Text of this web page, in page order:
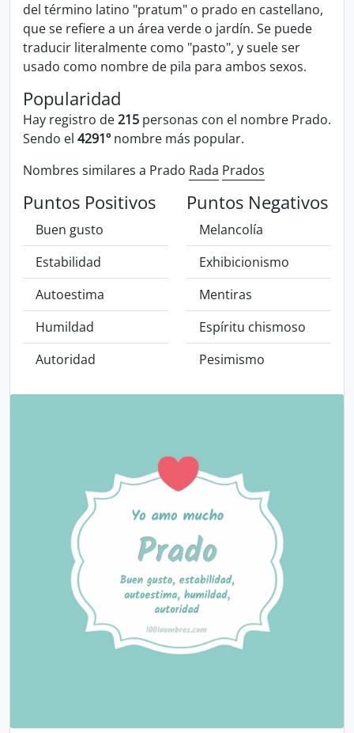
del término latino "pratum" o prado en castellano,
que se refiere a un área verde o jardín. Se puede
traducir literalmente como "pasto", y suele ser
usado como nombre de pila para ambos sexos.
Popularidad
Hay registro de215 personas con el nombre Prado.
Sendo el 4291º nombre más popular.
Nombres similares a Prado Rada Prados
Puntos Positivos
Buen gusto
Estabilidad
Autoestima
Humildad
Autoridad
Puntos Negativos
Melancolía
Exhibicionismo
Mentiras
Espíritu chismoso
Pesimismo